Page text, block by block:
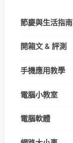
節慶與生活指南
開箱文 & 評測
手機應用教學
電腦小教室
電腦軟體